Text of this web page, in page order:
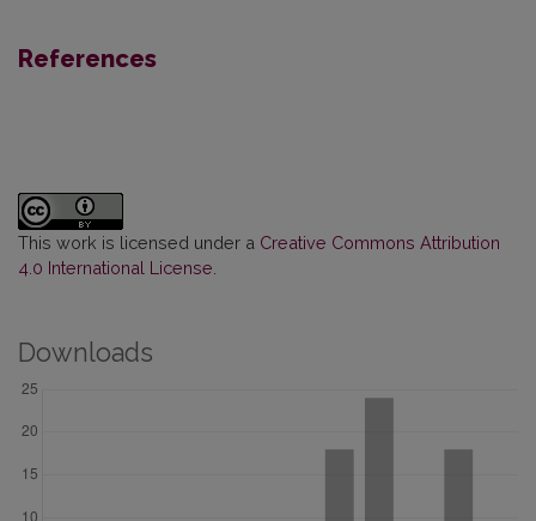
References
This work is licensed under a Creative Commons Attribution
4.0 International License
Downloads